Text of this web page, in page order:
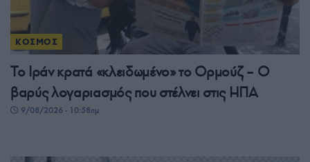
ΚΟΣΜΟΣ
Το Ιράν κρατά «κλειδωμένο» το Ορμούζ – Ο
βαρύς λογαριασμός που στέλνει στις ΗΠΑ
9/08/2026 - 10:58πμ